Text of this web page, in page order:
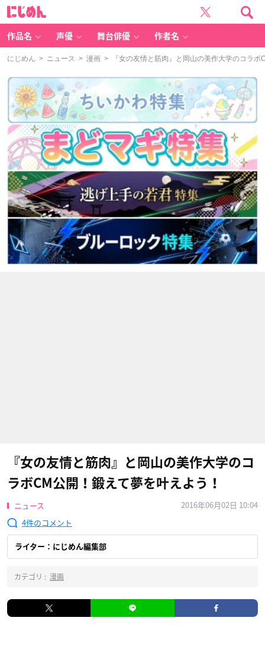
作品名 声優 舞台俳優 作者名
にじめん > ニュース > 漫画 > 『女の友情と筋肉』と岡山の美作大学のコラボ
『女の友情と筋肉』と岡山の美作大学のコ
ラボCM公開！鍛えて夢を叶えよう！
ニュース
2016年06月02日 10:04
4
ライター：にじめん編集部
カテゴリ : 漫画